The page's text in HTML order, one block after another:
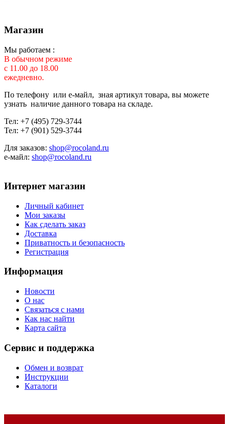
Магазин
Мы работаем :
В обычном режиме
с 11.00 до 18.00
ежедневно.
По телефону или е-майл, зная артикул товара, вы можете
узнать наличие данного товара на складе.
Тел: +7 (495) 729-3744
Тел: +7 (901) 529-3744
Для заказов: shop@rocoland.ru
е-майл: shop@rocoland.ru
Интернет магазин
Личный кабинет
Мои заказы
Как сделать заказ
Доставка
Приватность и безопасность
Регистрация
Информация
Новости
О нас
Связаться с нами
Как нас найти
Карта сайта
Сервис и поддержка
Обмен и возврат
Инструкции
Каталоги